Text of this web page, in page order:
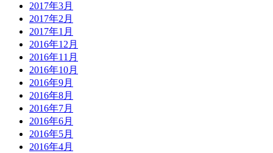
2017年3月
2017年2月
2017年1月
2016年12月
2016年11月
2016年10月
2016年9月
2016年8月
2016年7月
2016年6月
2016年5月
2016年4月